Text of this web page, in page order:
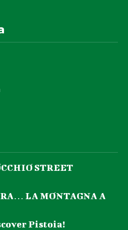
STREET
LA MONTAGNA A
Pistoia!